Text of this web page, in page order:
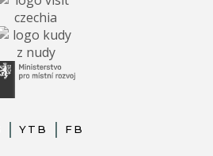
YTB FB